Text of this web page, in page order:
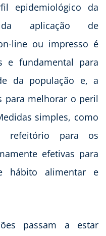
epidemiológico da
da aplicação de
line ou impresso é
e fundamental para
da população e, a
para melhorar o peril
simples, como
refeitório para os
efetivas para
hábito alimentar e
passam a estar